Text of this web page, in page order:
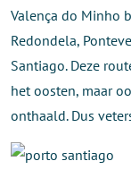
Valença do Minho
Redondela,
Santiago. Deze
het oosten, maar
onthaald. Dus